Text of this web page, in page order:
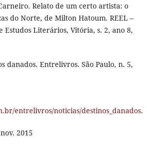
Relato de um certo artista: o
do Norte, de Milton Hatoum. REEL –
Estudos Literários, Vitória, s. 2, ano 8,
danados. Entrelivros. São Paulo, n. 5,
entrelivros/noticias/destinos_danados.
2015